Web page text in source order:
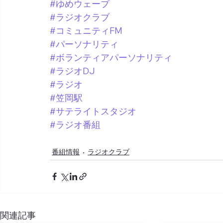
#ゆめウェーブ
#ラジオクラブ
#コミュニティFM
#パーソナリティ
#ボランティアパーソナリティ
#ラジオDJ
#ラジオ
#笠岡駅
#サテライトスタジオ
#ラジオ番組
番組情報 ラジオクラブ
関連記事